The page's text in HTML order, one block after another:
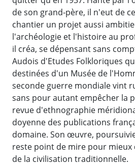
de son grand-père, il n'eut de
chantier un projet aussi
l'archéologie et l'histoire au
il créa, se dépensant sans
Audois d'Etudes Folkloriques
destinées d'un Musée de
seconde guerre mondiale vint
sans pour autant empêcher la
revue d'ethnographie
doyenne des publications
domaine. Son œuvre,
reste point de mire pour mieux
de la civilisation traditionnelle.